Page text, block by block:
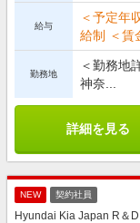
給与
＜予定年
給制 ＜賃
勤務地
＜勤務地
神奈...
詳細を見る
NEW 契約社員
Hyundai Kia Japan R＆